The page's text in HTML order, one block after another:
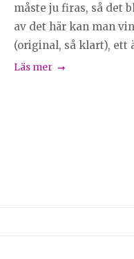
måste ju firas, så det
av det här kan man
(original, så klart), ett
Läs mer